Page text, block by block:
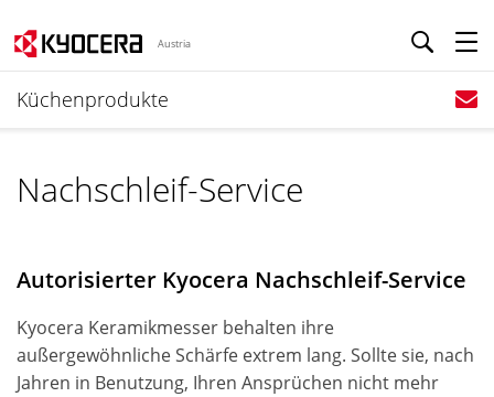
Austria
Küchenprodukte
Nachschleif-Service
Autorisierter Kyocera Nachschleif-Service
Kyocera Keramikmesser behalten ihre
außergewöhnliche Schärfe extrem lang. Sollte sie, nach
Jahren in Benutzung, Ihren Ansprüchen nicht mehr